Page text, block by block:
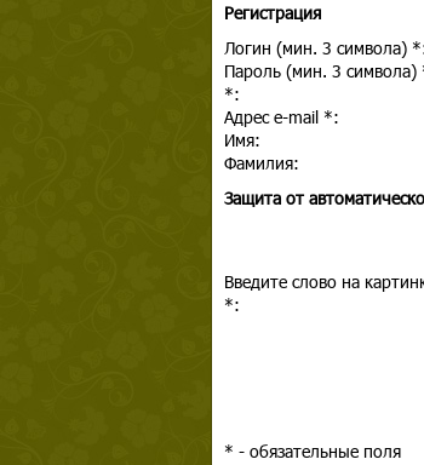
Регистрация
Логин (мин. 3 символа) *
Пароль (мин. 3 символа)
*:
Адрес e-mail *:
Имя:
Фамилия:
Защита от
Введите слово на
*:
* - обязательные поля